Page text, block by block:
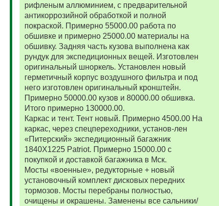
рифленым аллюминием, с предварительной
антикоррозийной обработкой и полной
покраской. Примерно 55000.00 работа по
обшивке и примерно 25000.00 материалы на
обшивку. Задняя часть кузова выполнена как
рундук для экспедиционных вещей. Изготовлен
оригинальный шноркель. Установлен новый
герметичный корпус воздушного фильтра и под
него изготовлен оригинальный кронштейн.
Примерно 50000.00 кузов и 80000.00 обшивка.
Итого примерно 130000.00.
Каркас и тент. Тент новый. Примерно 4500.00 На
каркас, через спецпереходники, установ-лен
«Питерский» экспедиционный багажник
1840Х1225 Patriot. Примерно 15000.00 с
покупкой и доставкой багажника в Мск.
Мосты «военные», редукторные + новый
установочный комплект дисковых передних
тормозов. Мосты перебраны полностью,
очищены и окрашены. Заменены все сальники/